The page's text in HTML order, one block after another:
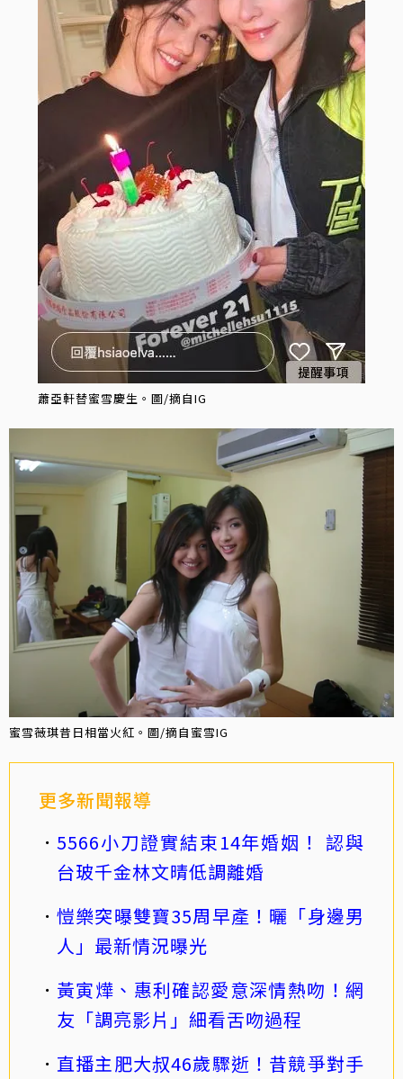
蕭亞軒替蜜雪慶生。圖/摘自IG
蜜雪薇琪昔日相當火紅。圖/摘自蜜雪IG
更多新聞報導
5566小刀證實結束14年婚姻！ 認與
台玻千金林文晴低調離婚
愷樂突曝雙寶35周早產！曬「身邊男
人」最新情況曝光
黃寅燁、惠利確認愛意深情熱吻！網
友「調亮影片」細看舌吻過程
直播主肥大叔46歲驟逝！昔競爭對手